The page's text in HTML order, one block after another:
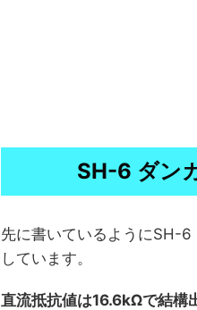
SH-6 ダン
先に書いているようにSH-6
しています。
直流抵抗値は16.6kΩで結構